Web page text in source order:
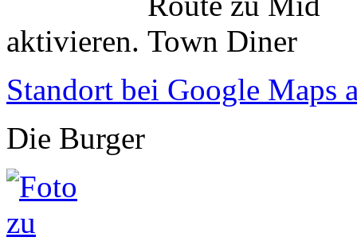
aktivieren.
Standort bei Google Maps
Die Burger